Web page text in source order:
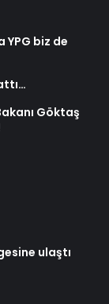
YPG biz de
Göktaş
ulaştı